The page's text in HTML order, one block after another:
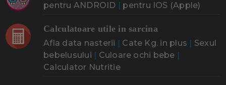
pentru ANDROID | pentru IOS (Apple)
Calculatoare utile in sarcina
Afla data nasterii | Cate Kg. in plus | Sexul
bebelusului | Culoare ochi bebe |
Calculator Nutritie